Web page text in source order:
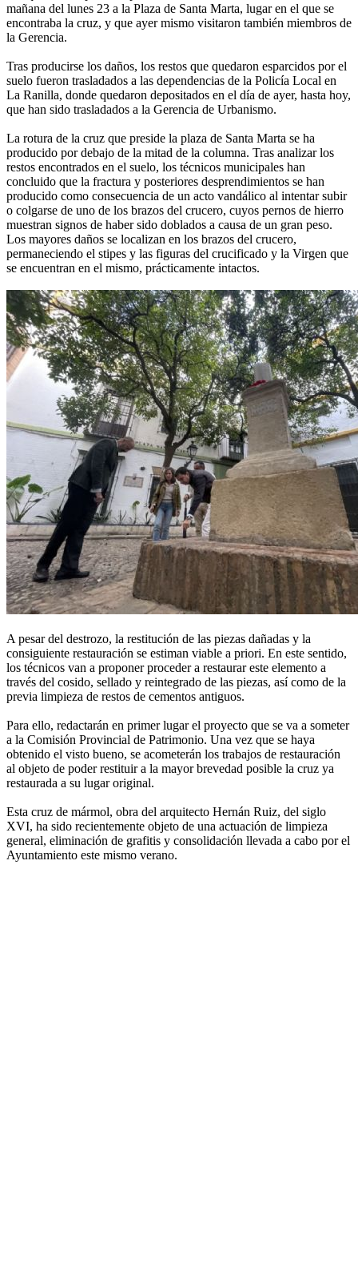
mañana del lunes 23 a la Plaza de Santa Marta, lugar en el que se
encontraba la cruz, y que ayer mismo visitaron también miembros de
la Gerencia.
Tras producirse los daños, los restos que quedaron esparcidos por el
suelo fueron trasladados a las dependencias de la Policía Local en
La Ranilla, donde quedaron depositados en el día de ayer, hasta hoy,
que han sido trasladados a la Gerencia de Urbanismo.
La rotura de la cruz que preside la plaza de Santa Marta se ha
producido por debajo de la mitad de la columna. Tras analizar los
restos encontrados en el suelo, los técnicos municipales han
concluido que la fractura y posteriores desprendimientos se han
producido como consecuencia de un acto vandálico al intentar subir
o colgarse de uno de los brazos del crucero, cuyos pernos de hierro
muestran signos de haber sido doblados a causa de un gran peso.
Los mayores daños se localizan en los brazos del crucero,
permaneciendo el stipes y las figuras del crucificado y la Virgen que
se encuentran en el mismo, prácticamente intactos.
A pesar del destrozo, la restitución de las piezas dañadas y la
consiguiente restauración se estiman viable a priori. En este sentido,
los técnicos van a proponer proceder a restaurar este elemento a
través del cosido, sellado y reintegrado de las piezas, así como de la
previa limpieza de restos de cementos antiguos.
Para ello, redactarán en primer lugar el proyecto que se va a someter
a la Comisión Provincial de Patrimonio. Una vez que se haya
obtenido el visto bueno, se acometerán los trabajos de restauración
al objeto de poder restituir a la mayor brevedad posible la cruz ya
restaurada a su lugar original.
Esta cruz de mármol, obra del arquitecto Hernán Ruiz, del siglo
XVI, ha sido recientemente objeto de una actuación de limpieza
general, eliminación de grafitis y consolidación llevada a cabo por el
Ayuntamiento este mismo verano.